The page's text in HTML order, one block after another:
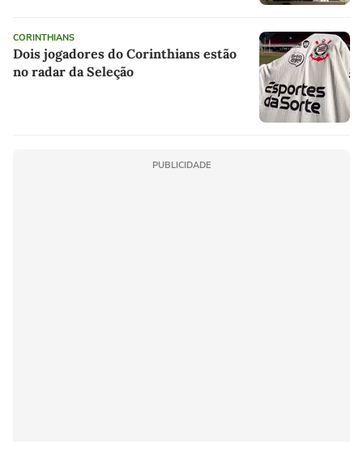
CORINTHIANS
Dois jogadores do Corinthians estão
no radar da Seleção
PUBLICIDADE